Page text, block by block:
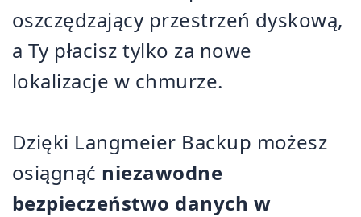
oszczędzający przestrzeń dyskową,
a Ty płacisz tylko za nowe
lokalizacje w chmurze.
Dzięki Langmeier Backup możesz
osiągnąć niezawodne
bezpieczeństwo danych w